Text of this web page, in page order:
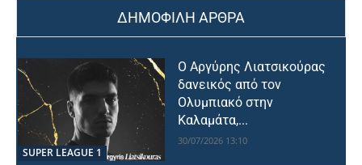
ΔΗΜΟΦΙΛΗ ΑΡΘΡΑ
SUPER LEAGUE 1
Ο Αργύρης Λιατσικούρας
δανεικός από τον
Ολυμπιακό στην
Καλαμάτα,...
30/07/2026 13:10